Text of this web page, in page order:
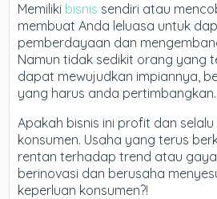
Memiliki bisnis sendiri atau
membuat Anda leluasa untuk
pemberdayaan dan
Namun tidak sedikit orang yang
dapat mewujudkan impiannya,
yang harus anda pertimbangkan.
Apakah bisnis ini profit dan
konsumen. Usaha yang terus
rentan terhadap trend atau
berinovasi dan berusaha
keperluan konsumen?!